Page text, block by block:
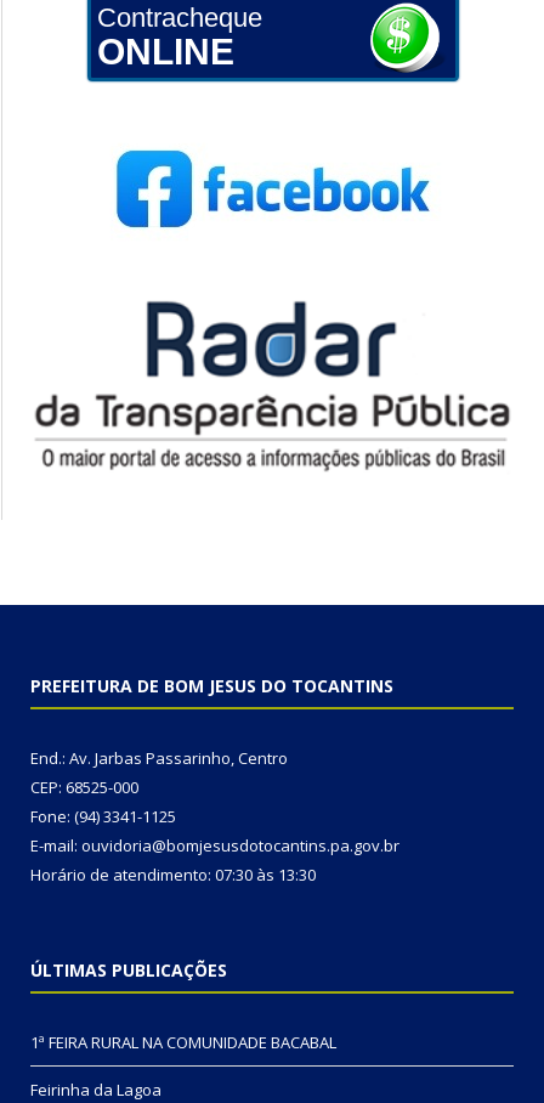
Contracheque
ONLINE
PREFEITURA DE BOM JESUS DO TOCANTINS
End.: Av. Jarbas Passarinho, Centro
CEP: 68525-000
Fone: (94) 3341-1125
E-mail: ouvidoria@bomjesusdotocantins.pa.gov.br
Horário de atendimento: 07:30 às 13:30
ÚLTIMAS PUBLICAÇÕES
1ª FEIRA RURAL NA COMUNIDADE BACABAL
Feirinha da Lagoa